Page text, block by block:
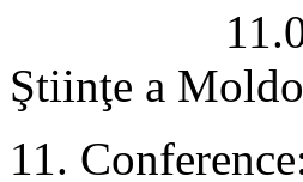
Ştiinţe a
11. Conference